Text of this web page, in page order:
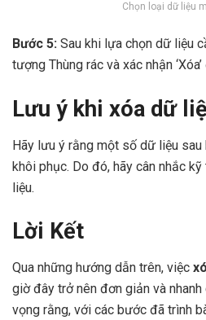
Chọn loại dữ liệu
Bước 5: Sau khi lựa chọn dữ liệu
tượng Thùng rác và xác nhận
Lưu ý khi xóa dữ
Hãy lưu ý rằng một số dữ liệu
khôi phục. Do đó, hãy cân nhắc
liệu.
Lời Kết
Qua những hướng dẫn trên, việc
giờ đây trở nên đơn giản và
vọng rằng, với các bước đã trình